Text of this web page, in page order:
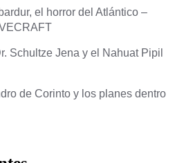
el horror del Atlántico –
Schultze Jena y el Nahuat Pipil
de Corinto y los planes dentro